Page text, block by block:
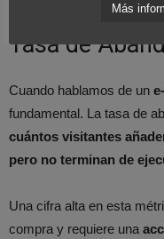
Tasa de
Cuando hablamos de un
fundamental. La tasa de
cuántos visitantes
pero no terminan de
Una cifra alta en esta
compra y requiere una
Más